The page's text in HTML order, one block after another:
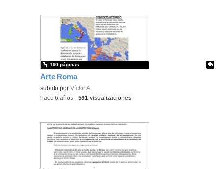
Arte Roma
Contenido educativo.
subido porVíctor A.
190 páginas
-hace 6 años -591 visualizaciones